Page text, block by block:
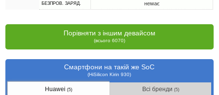
БЕЗПРОВ. ЗАРЯД. немає
Порівняти з іншим девайсом
(всього 6070)
Смартфони на такій же SoC
(HiSilicon Kirin 930)
Huawei(5) Всі бренди (5)